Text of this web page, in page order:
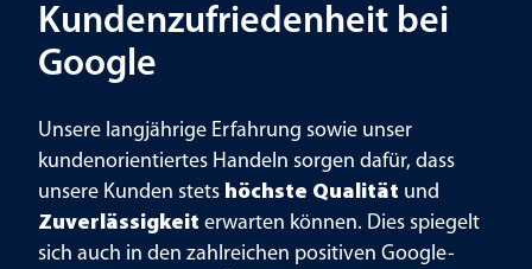
Kundenzufriedenheit bei
Google
Unsere langjährige Erfahrung sowie unser
kundenorientiertes Handeln sorgen dafür, dass
unsere Kunden stets höchste Qualität und
Zuverlässigkeit erwarten können. Dies spiegelt
sich auch in den zahlreichen positiven Google-